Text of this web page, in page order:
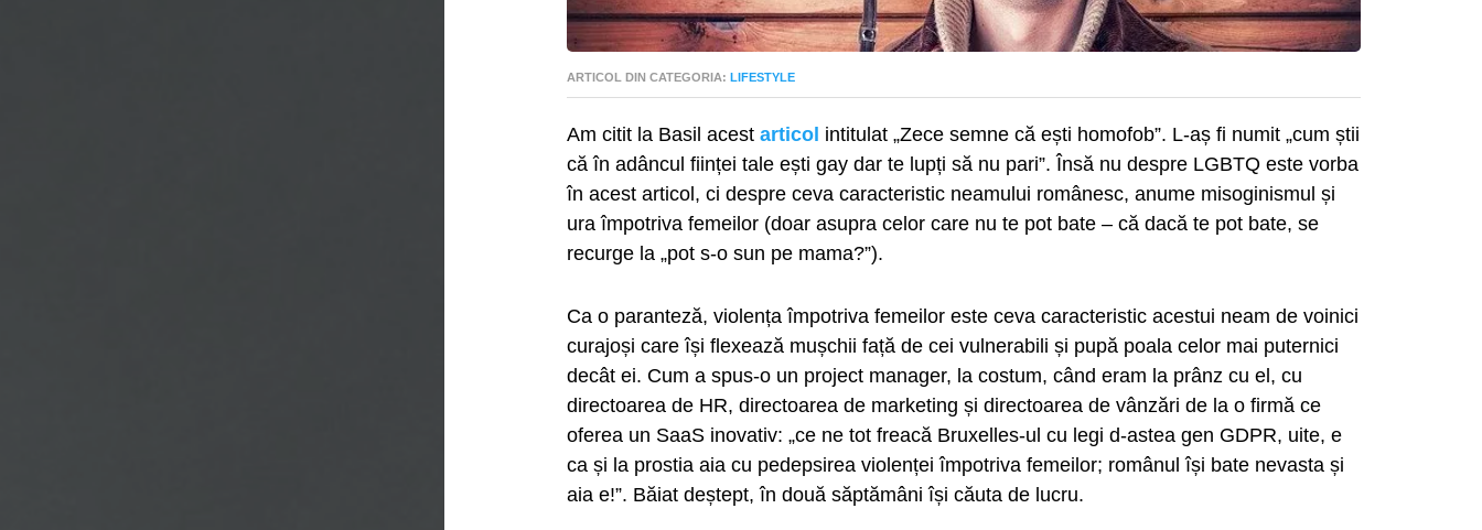
ARTICOL DIN CATEGORIA: LIFESTYLE
Am citit la Basil acest articol intitulat „Zece semne că ești homofob”. L-aș fi numit „cum știi
că în adâncul ființei tale ești gay dar te lupți să nu pari”. Însă nu despre LGBTQ este vorba
în acest articol, ci despre ceva caracteristic neamului românesc, anume misoginismul și
ura împotriva femeilor (doar asupra celor care nu te pot bate – că dacă te pot bate, se
recurge la „pot s-o sun pe mama?”).
Ca o paranteză, violența împotriva femeilor este ceva caracteristic acestui neam de voinici
curajoși care își flexează mușchii față de cei vulnerabili și pupă poala celor mai puternici
decât ei. Cum a spus-o un project manager, la costum, când eram la prânz cu el, cu
directoarea de HR, directoarea de marketing și directoarea de vânzări de la o firmă ce
oferea un SaaS inovativ: „ce ne tot freacă Bruxelles-ul cu legi d-astea gen GDPR, uite, e
ca și la prostia aia cu pedepsirea violenței împotriva femeilor; românul își bate nevasta și
aia e!”. Băiat deștept, în două săptămâni își căuta de lucru.